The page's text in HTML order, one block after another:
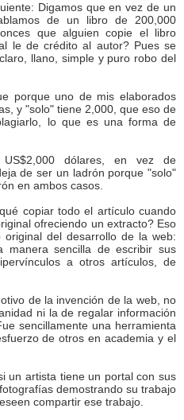
Digamos que en vez de un
de un libro de 200,000
que alguien copie el libro
le de crédito al autor? Pues se
llano, simple y puro robo del
porque uno de mis elaborados
y "solo" tiene 2,000, que eso de
lo que es una forma de
dólares, en vez de
de ser un ladrón porque "solo"
en ambos casos.
copiar todo el artículo cuando
ofreciendo un extracto? Eso
del desarrollo de la web:
manera sencilla de escribir sus
a otros artículos, de
de la invención de la web, no
ni la de regalar información
sencillamente una herramienta
de otros en academia y el
un artista tiene un portal con sus
demostrando su trabajo
compartir ese trabajo.